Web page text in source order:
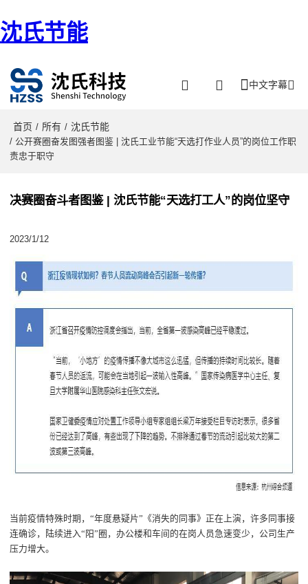
沈氏节能
中文字幕
首页 / 所有 / 沈氏节能
/ 公开赛圈奋发图强者图鉴 | 沈氏工业节能“天选打作业人员”的岗位工作职
责忠于职守
决赛圈奋斗者图鉴 | 沈氏节能“天选打工人”的岗位坚守
2023/1/12
当前疫情特殊时期 ，“年度悬疑片”《消失的同事》 正在 上演，许多 同事接
连确诊，
陆续进入“ 阳”圈 ，办公楼和车间的在岗人员急速变少，公司生产
压力增大。